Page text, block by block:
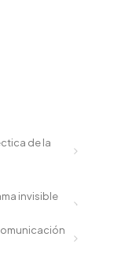
de la
invisible